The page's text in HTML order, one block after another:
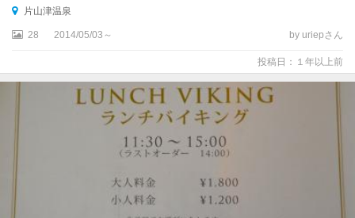
片山津温泉
28 2014/05/03～ by uriepさん
投稿日：１年以上前